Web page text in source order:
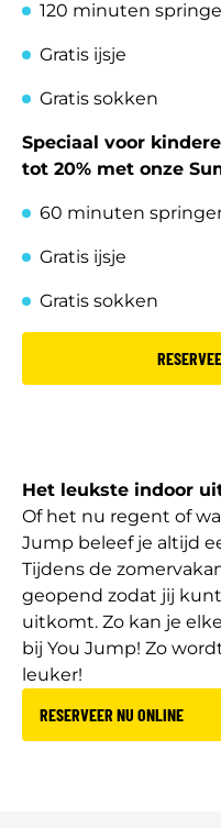
120 minuten
Gratis ijsje
Gratis sokken
Speciaal voor
tot 20% met onze
60 minuten
Gratis ijsje
Gratis sokken
Het leukste indoor
Of het nu regent of
Jump beleef je altijd
Tijdens de
geopend zodat jij
uitkomt. Zo kan je
bij You Jump! Zo
leuker!
RESERVEER NU ONLINE